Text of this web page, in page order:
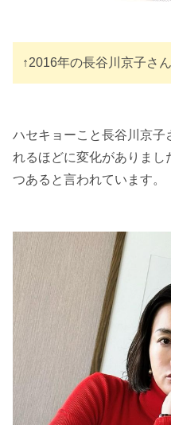
↑2016年の長谷川京子さん
ハセキョーこと長谷川京子
れるほどに変化がありま
つあると言われています。